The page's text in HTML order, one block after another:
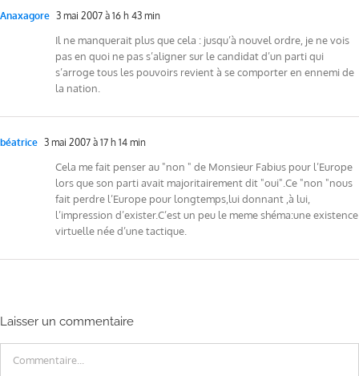
Anaxagore 3 mai 2007 à 16 h 43 min
Il ne manquerait plus que cela : jusqu’à nouvel ordre, je ne vois
pas en quoi ne pas s’aligner sur le candidat d’un parti qui
s’arroge tous les pouvoirs revient à se comporter en ennemi de
la nation.
béatrice 3 mai 2007 à 17 h 14 min
Cela me fait penser au "non " de Monsieur Fabius pour l’Europe
lors que son parti avait majoritairement dit "oui".Ce "non "nous
fait perdre l’Europe pour longtemps,lui donnant ,à lui,
l’impression d’exister.C’est un peu le meme shéma:une existence
virtuelle née d’une tactique.
Laisser un commentaire